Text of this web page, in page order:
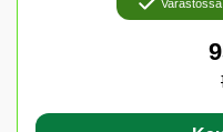
Varastossa